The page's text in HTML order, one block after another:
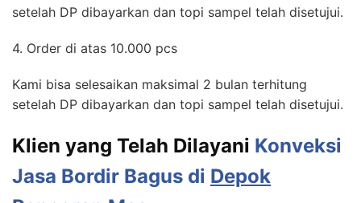
setelah DP dibayarkan dan topi sampel telah disetujui.
4. Order di atas 10.000 pcs
Kami bisa selesaikan maksimal 2 bulan terhitung
setelah DP dibayarkan dan topi sampel telah disetujui.
Klien yang Telah Dilayani Konveksi
Jasa Bordir Bagus di Depok